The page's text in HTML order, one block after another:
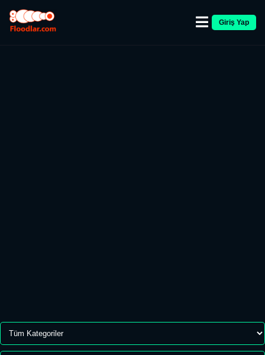
Giriş Yap